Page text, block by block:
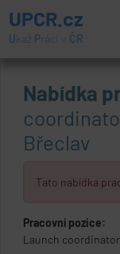
UPCR.cz
U kaž Práci v ČR
Nabídka
Břeclav
Tato nabídka
Pracovní pozice:
Launch